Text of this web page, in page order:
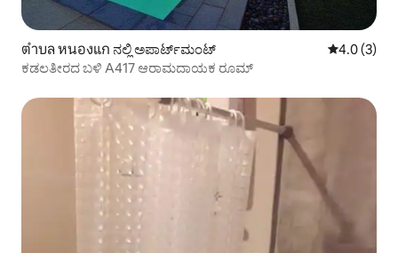
ตำบล หนองแก ನಲ್ಲಿ ಅಪಾರ್ಟ್‌ಮಂಟ್ 5 ರಲ್ಲಿ 4.0
4.0 (3)
ಕಡಲತೀರದ ಬಳಿ A417 ಆರಾಮದಾಯಕ ರೂಮ್